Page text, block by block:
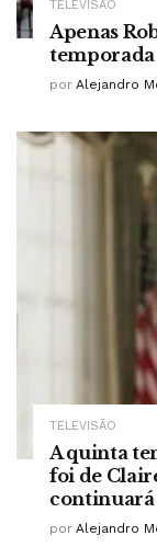
TELEVISÃO
Apenas
temporada
por Alejandro
TELEVISÃO
A quinta
foi de
continuará
por Alejandro